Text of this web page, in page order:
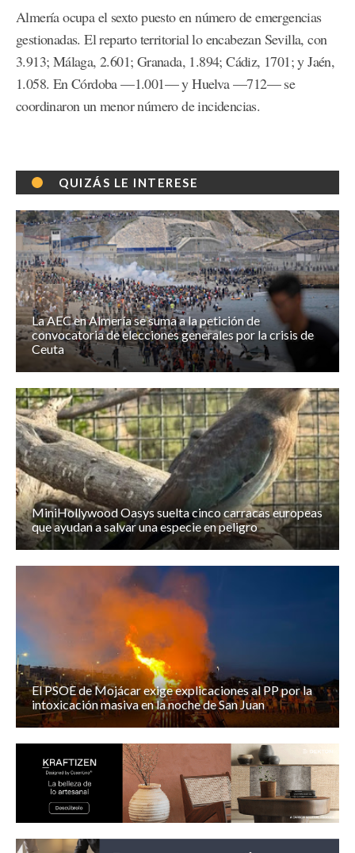
Almería ocupa el sexto puesto en número de emergencias
gestionadas. El reparto territorial lo encabezan Sevilla, con
3.913; Málaga, 2.601; Granada, 1.894; Cádiz, 1701; y Jaén,
1.058. En Córdoba —1.001— y Huelva —712— se
coordinaron un menor número de incidencias.
QUIZÁS LE INTERESE
La AEC en Almería se suma a la petición de
convocatoria de elecciones generales por la crisis de
Ceuta
MiniHollywood Oasys suelta cinco carracas europeas
que ayudan a salvar una especie en peligro
El PSOE de Mojácar exige explicaciones al PP por la
intoxicación masiva en la noche de San Juan